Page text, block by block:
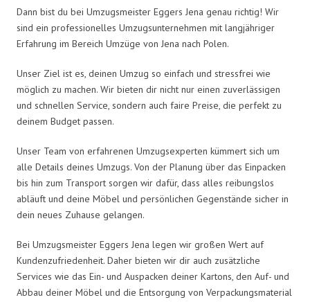
Dann bist du bei Umzugsmeister Eggers Jena genau richtig! Wir
sind ein professionelles Umzugsunternehmen mit langjähriger
Erfahrung im Bereich Umzüge von Jena nach Polen.
Unser Ziel ist es, deinen Umzug so einfach und stressfrei wie
möglich zu machen. Wir bieten dir nicht nur einen zuverlässigen
und schnellen Service, sondern auch faire Preise, die perfekt zu
deinem Budget passen.
Unser Team von erfahrenen Umzugsexperten kümmert sich um
alle Details deines Umzugs. Von der Planung über das Einpacken
bis hin zum Transport sorgen wir dafür, dass alles reibungslos
abläuft und deine Möbel und persönlichen Gegenstände sicher in
dein neues Zuhause gelangen.
Bei Umzugsmeister Eggers Jena legen wir großen Wert auf
Kundenzufriedenheit. Daher bieten wir dir auch zusätzliche
Services wie das Ein- und Auspacken deiner Kartons, den Auf- und
Abbau deiner Möbel und die Entsorgung von Verpackungsmaterial